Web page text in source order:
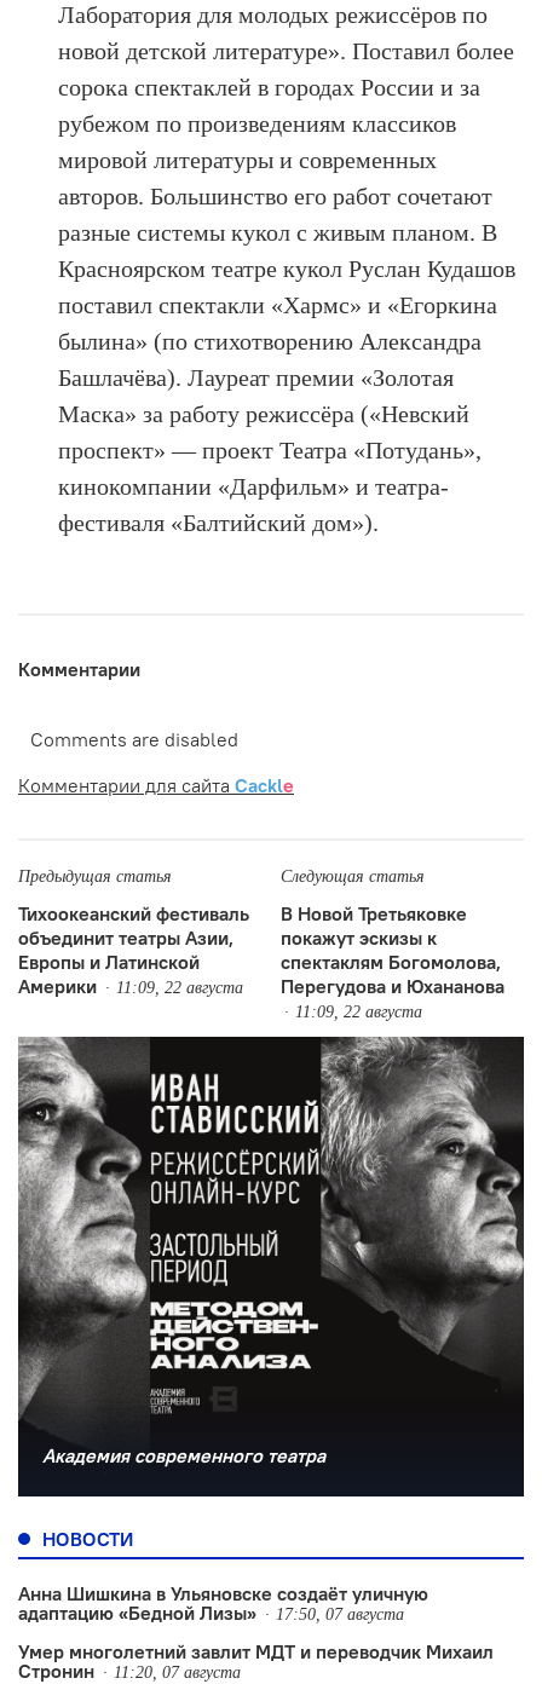
Лаборатория для молодых режиссёров по
новой детской литературе». Поставил более
сорока спектаклей в городах России и за
рубежом по произведениям классиков
мировой литературы и современных
авторов. Большинство его работ сочетают
разные системы кукол с живым планом. В
Красноярском театре кукол Руслан Кудашов
поставил спектакли «Хармс» и «Егоркина
былина» (по стихотворению Александра
Башлачёва). Лауреат премии «Золотая
Маска» за работу режиссёра («Невский
проспект» — проект Театра «Потудань»,
кинокомпании «Дарфильм» и театра-
фестиваля «Балтийский дом»).
Комментарии
Comments are disabled
Комментарии для сайта Cackle
Предыдущая статья
Тихоокеанский фестиваль
объединит театры Азии,
Европы и Латинской
Америки
11:09, 22 августа
Следующая статья
В Новой Третьяковке
покажут эскизы к
спектаклям Богомолова,
Перегудова и Юхананова
11:09, 22 августа
Академия современного театра
НОВОСТИ
Анна Шишкина в Ульяновске создаëт уличную
адаптацию «Бедной Лизы»
17:50, 07 августа
Умер многолетний завлит МДТ и переводчик Михаил
Стронин
11:20, 07 августа